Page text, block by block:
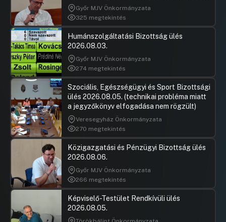
Győr MJV Önkormányzata
325 megtekintés
Humánszolgáltatási Bizottság ülés
2026.08.03.
Győr MJV Önkormányzata
274 megtekintés
Szociális, Egészségügyi és Sport Bizottsági
ülés 2026.08.05. (technikai probléma miatt
a jegyzőkönyv elfogadása nem rögzült)
Veresegyház Önkormányzata
270 megtekintés
Közigazgatási és Pénzügyi Bizottság ülés
2026.08.06.
Győr MJV Önkormányzata
266 megtekintés
Képviselő-Testület Rendkívüli ülés
2026.08.05.